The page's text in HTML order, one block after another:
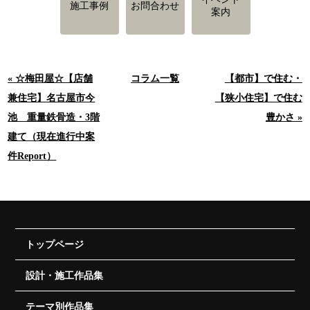
施工事例 お問合わせ
案内
« ☆梅田屋☆【店舗
兼住宅】名古屋市今
池 重量鉄骨造・3階
建て（現在進行中案
件Report）
コラム一覧
【都市】で住む・
【狭小住宅】で住む
豊かさ »
トップページ
設計・施工作品集
テーマ別作品集